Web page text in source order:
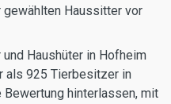
Haussitter vor
Haushüter in Hofheim
als 925 Tierbesitzer in
Bewertung hinterlassen, mit